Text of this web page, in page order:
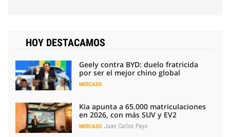
HOY DESTACAMOS
Geely contra BYD: duelo fratricida
por ser el mejor chino global
MERCADO
Kia apunta a 65.000 matriculaciones
en 2026, con más SUV y EV2
MERCADO Juan Carlos Payo